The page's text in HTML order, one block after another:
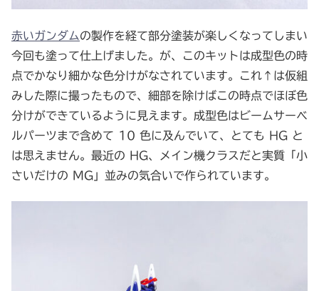
赤いガンダムの製作を経て部分塗装が楽しくなってしまい
今回も塗って仕上げました。が、このキットは成型色の時
点でかなり細かな色分けがなされています。これ↑は仮組
みした際に撮ったもので、細部を除けばこの時点でほぼ色
分けができているように見えます。成型色はビームサーベ
ルパーツまで含めて 10 色に及んでいて、とても HG と
は思えません。最近の HG、メイン機クラスだと実質「小
さいだけの MG」並みの気合いで作られています。